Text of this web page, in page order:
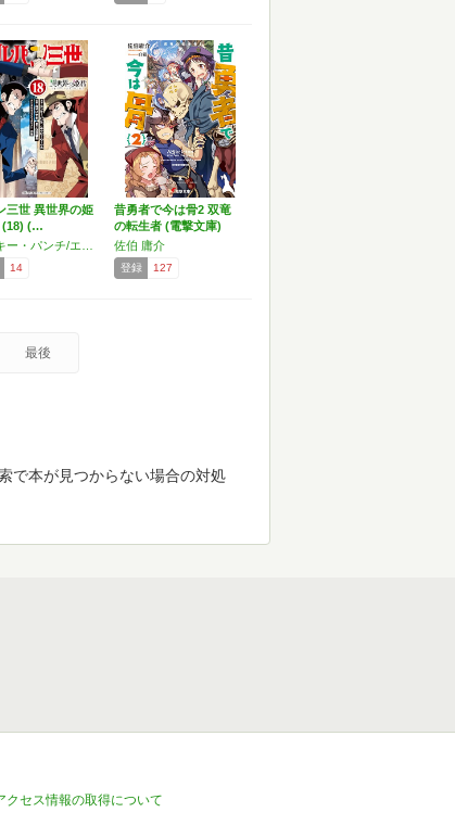
三世 異世界の姫
(18) (…
14
昔勇者で今は骨2 双竜
の転生者 (電撃文庫)
佐伯 庸介
登録 127
最後
で本が見つからない場合の対処
クセス情報の取得について